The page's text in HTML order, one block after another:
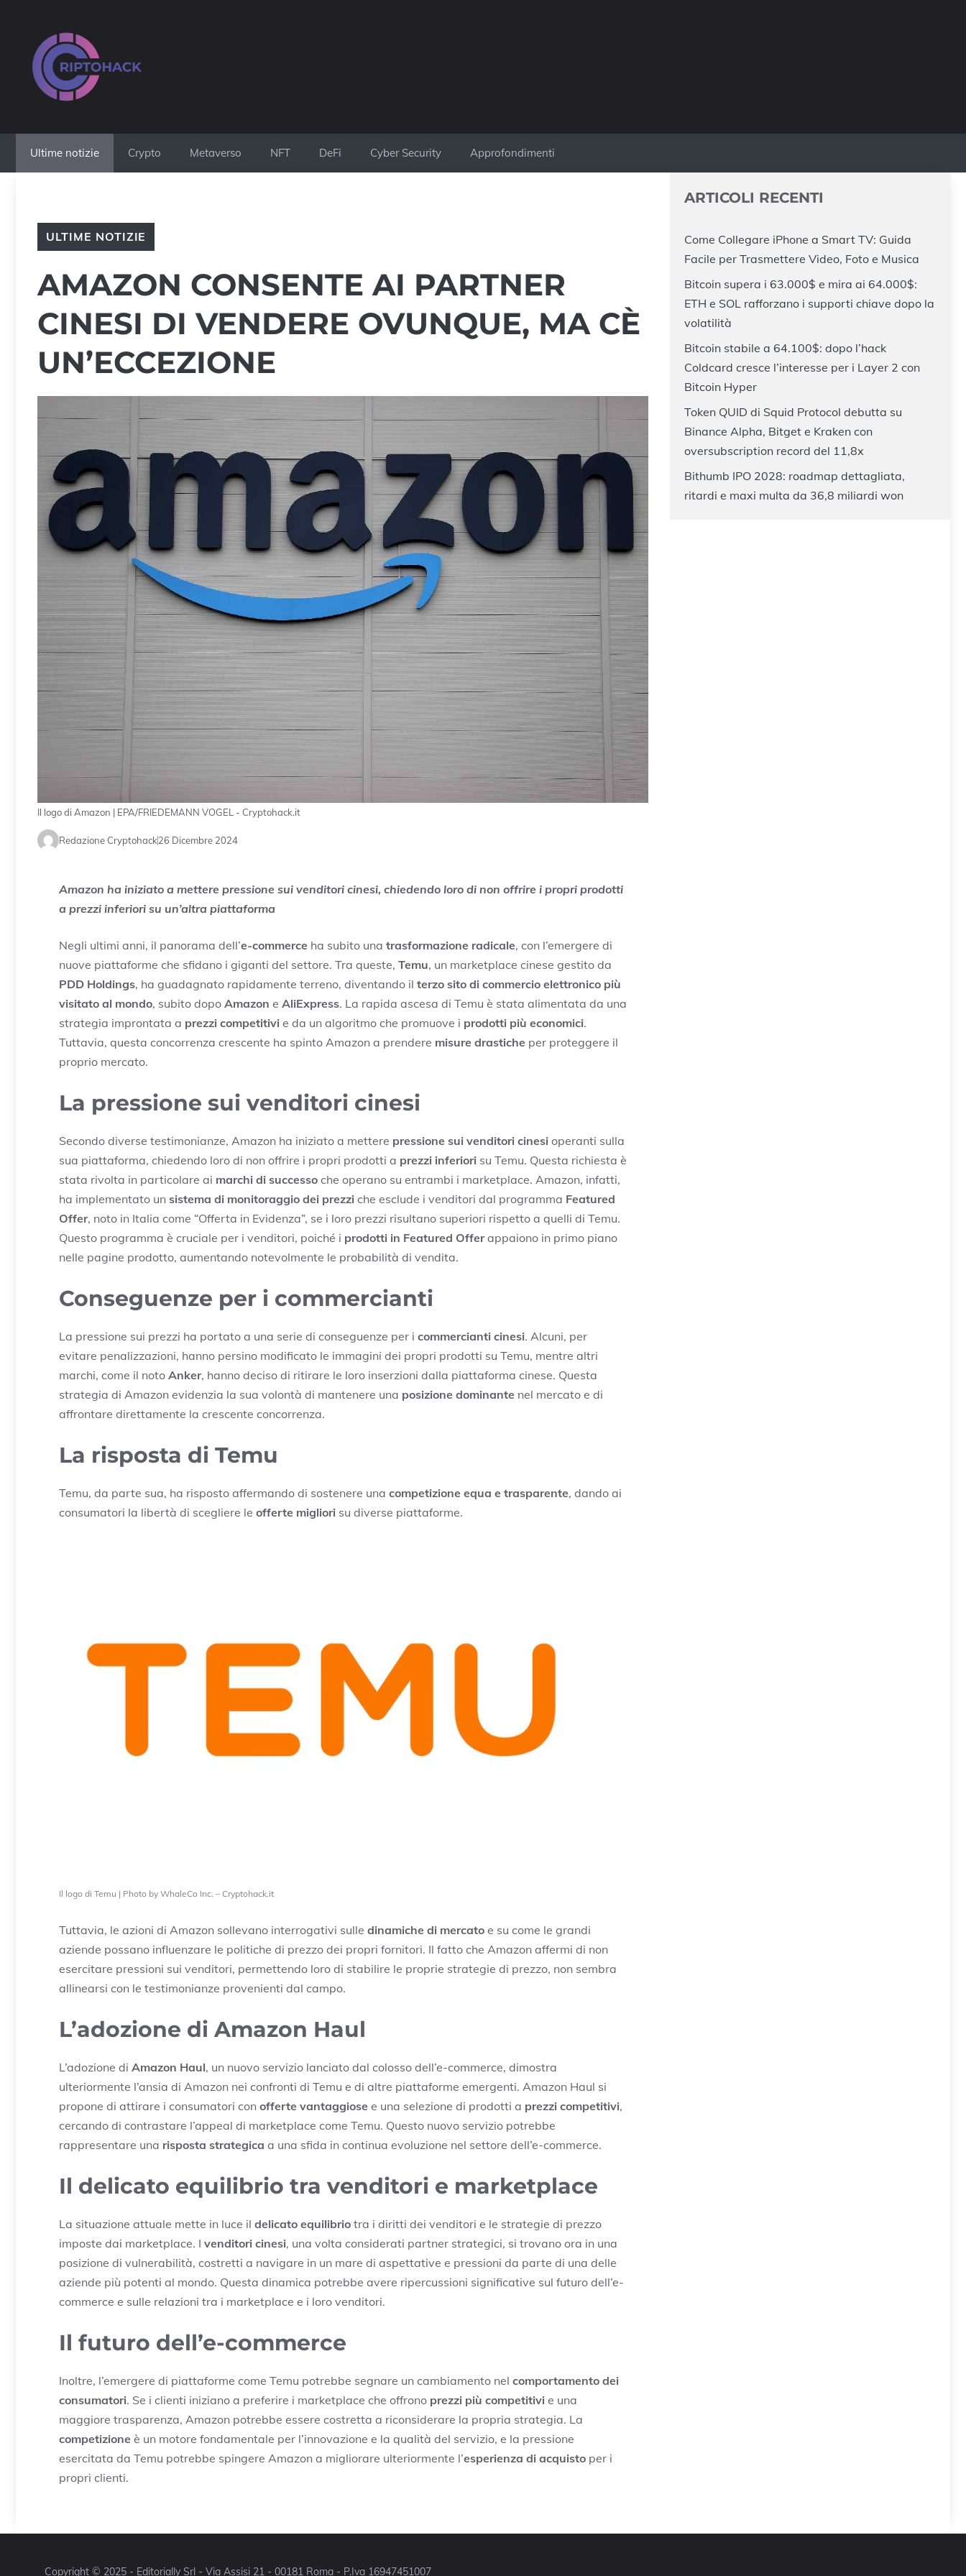
contenuto
Ultime notizie Crypto Metaverso NFT DeFi Cyber Security Approfondimenti
ULTIME NOTIZIE
AMAZON CONSENTE AI PARTNER
CINESI DI VENDERE OVUNQUE, MA CÈ
UN’ECCEZIONE
Il logo di Amazon | EPA/FRIEDEMANN VOGEL - Cryptohack.it
Redazione Cryptohack26 Dicembre 2024
Amazon ha iniziato a mettere pressione sui venditori cinesi, chiedendo loro di non offrire i propri prodotti
a prezzi inferiori su un’altra piattaforma
Negli ultimi anni, il panorama dell’e-commerce ha subito una trasformazione radicale, con l’emergere di
nuove piattaforme che sfidano i giganti del settore. Tra queste, Temu, un marketplace cinese gestito da
PDD Holdings, ha guadagnato rapidamente terreno, diventando il terzo sito di commercio elettronico più
visitato al mondo, subito dopo Amazon e AliExpress. La rapida ascesa di Temu è stata alimentata da una
strategia improntata a prezzi competitivi e da un algoritmo che promuove i prodotti più economici.
Tuttavia, questa concorrenza crescente ha spinto Amazon a prendere misure drastiche per proteggere il
proprio mercato.
La pressione sui venditori cinesi
Secondo diverse testimonianze, Amazon ha iniziato a mettere pressione sui venditori cinesi operanti sulla
sua piattaforma, chiedendo loro di non offrire i propri prodotti a prezzi inferiori su Temu. Questa richiesta è
stata rivolta in particolare ai marchi di successo che operano su entrambi i marketplace. Amazon, infatti,
ha implementato un sistema di monitoraggio dei prezzi che esclude i venditori dal programma Featured
Offer, noto in Italia come “Offerta in Evidenza”, se i loro prezzi risultano superiori rispetto a quelli di Temu.
Questo programma è cruciale per i venditori, poiché i prodotti in Featured Offerappaiono in primo piano
nelle pagine prodotto, aumentando notevolmente le probabilità di vendita.
Conseguenze per i commercianti
La pressione sui prezzi ha portato a una serie di conseguenze per i commercianti cinesi. Alcuni, per
evitare penalizzazioni, hanno persino modificato le immagini dei propri prodotti su Temu, mentre altri
marchi, come il noto Anker, hanno deciso di ritirare le loro inserzioni dalla piattaforma cinese. Questa
strategia di Amazon evidenzia la sua volontà di mantenere una posizione dominante nel mercato e di
affrontare direttamente la crescente concorrenza.
La risposta di Temu
Temu, da parte sua, ha risposto affermando di sostenere una competizione equa e trasparente, dando ai
consumatori la libertà di scegliere le offerte migliori su diverse piattaforme.
Il logo di Temu | Photo by WhaleCo Inc. – Cryptohack.it
Tuttavia, le azioni di Amazon sollevano interrogativi sulle dinamiche di mercato e su come le grandi
aziende possano influenzare le politiche di prezzo dei propri fornitori. Il fatto che Amazon affermi di non
esercitare pressioni sui venditori, permettendo loro di stabilire le proprie strategie di prezzo, non sembra
allinearsi con le testimonianze provenienti dal campo.
L’adozione di Amazon Haul
L’adozione di Amazon Haul, un nuovo servizio lanciato dal colosso dell’e-commerce, dimostra
ulteriormente l’ansia di Amazon nei confronti di Temu e di altre piattaforme emergenti. Amazon Haul si
propone di attirare i consumatori con offerte vantaggiose e una selezione di prodotti a prezzi competitivi,
cercando di contrastare l’appeal di marketplace come Temu. Questo nuovo servizio potrebbe
rappresentare una risposta strategica a una sfida in continua evoluzione nel settore dell’e-commerce.
Il delicato equilibrio tra venditori e marketplace
La situazione attuale mette in luce il delicato equilibrio tra i diritti dei venditori e le strategie di prezzo
imposte dai marketplace. I venditori cinesi, una volta considerati partner strategici, si trovano ora in una
posizione di vulnerabilità, costretti a navigare in un mare di aspettative e pressioni da parte di una delle
aziende più potenti al mondo. Questa dinamica potrebbe avere ripercussioni significative sul futuro dell’e-
commerce e sulle relazioni tra i marketplace e i loro venditori.
Il futuro dell’e-commerce
Inoltre, l’emergere di piattaforme come Temu potrebbe segnare un cambiamento nel comportamento dei
consumatori. Se i clienti iniziano a preferire i marketplace che offrono prezzi più competitivi e una
maggiore trasparenza, Amazon potrebbe essere costretta a riconsiderare la propria strategia. La
competizione è un motore fondamentale per l’innovazione e la qualità del servizio, e la pressione
esercitata da Temu potrebbe spingere Amazon a migliorare ulteriormente l’esperienza di acquisto per i
propri clienti.
ARTICOLI RECENTI
Come Collegare iPhone a Smart TV: Guida
Facile per Trasmettere Video, Foto e Musica
Bitcoin supera i 63.000$ e mira ai 64.000$:
ETH e SOL rafforzano i supporti chiave dopo la
volatilità
Bitcoin stabile a 64.100$: dopo l’hack
Coldcard cresce l’interesse per i Layer 2 con
Bitcoin Hyper
Token QUID di Squid Protocol debutta su
Binance Alpha, Bitget e Kraken con
oversubscription record del 11,8x
Bithumb IPO 2028: roadmap dettagliata,
ritardi e maxi multa da 36,8 miliardi won
Copyright © 2025 - Editorially Srl - Via Assisi 21 - 00181 Roma - P.Iva 16947451007